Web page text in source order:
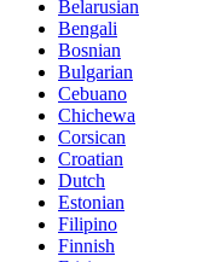
Belarusian
Bengali
Bosnian
Bulgarian
Cebuano
Chichewa
Corsican
Croatian
Dutch
Estonian
Filipino
Finnish